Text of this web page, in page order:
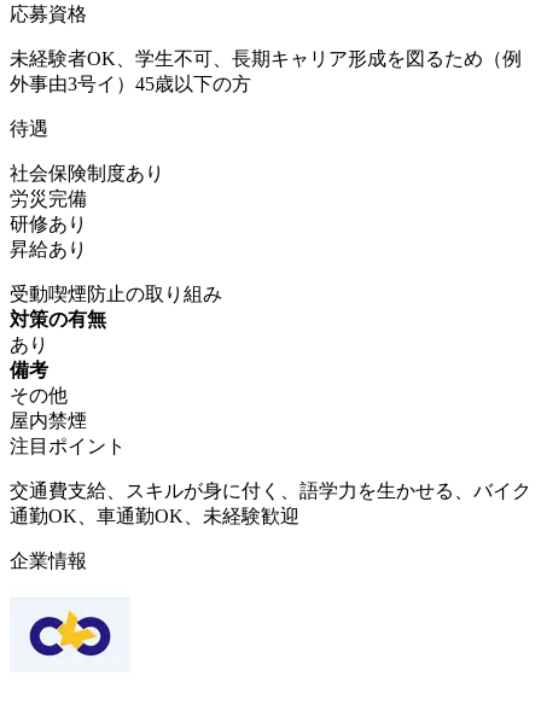
応募資格
未経験者OK、学生不可、長期キャリア形成を図るため（例
外事由3号イ）45歳以下の方
待遇
社会保険制度あり
労災完備
研修あり
昇給あり
受動喫煙防止の取り組み
対策の有無
あり
備考
その他
屋内禁煙
注目ポイント
交通費支給、スキルが身に付く、語学力を生かせる、バイク
通勤OK、車通勤OK、未経験歓迎
企業情報